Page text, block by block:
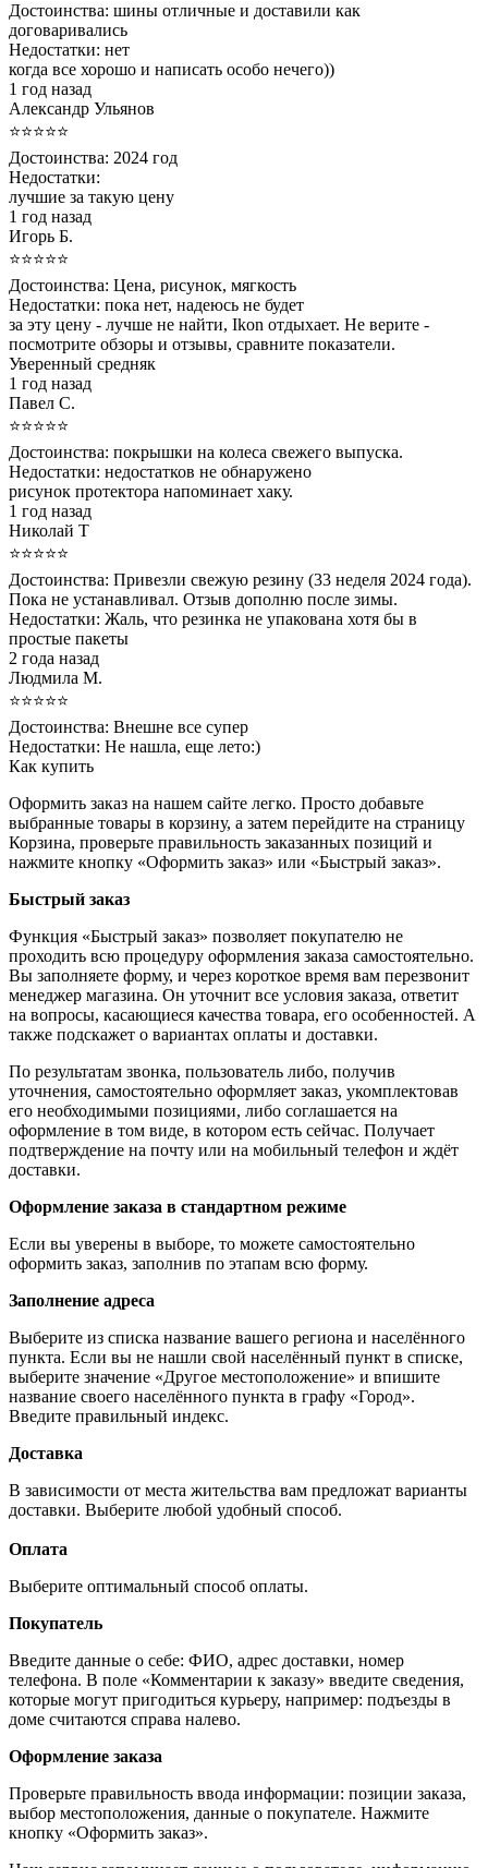
Достоинства: шины отличные и доставили как
договаривались
Недостатки: нет
когда все хорошо и написать особо нечего))
1 год назад
Александр Ульянов
⭐⭐⭐⭐⭐
Достоинства: 2024 год
Недостатки:
лучшие за такую цену
1 год назад
Игорь Б.
⭐⭐⭐⭐⭐
Достоинства: Цена, рисунок, мягкость
Недостатки: пока нет, надеюсь не будет
за эту цену - лучше не найти, Ikon отдыхает. Не верите -
посмотрите обзоры и отзывы, сравните показатели.
Уверенный средняк
1 год назад
Павел С.
⭐⭐⭐⭐⭐
Достоинства: покрышки на колеса свежего выпуска.
Недостатки: недостатков не обнаружено
рисунок протектора напоминает хаку.
1 год назад
Николай Т
⭐⭐⭐⭐⭐
Достоинства: Привезли свежую резину (33 неделя 2024 года).
Пока не устанавливал. Отзыв дополню после зимы.
Недостатки: Жаль, что резинка не упакована хотя бы в
простые пакеты
2 года назад
Людмила М.
⭐⭐⭐⭐⭐
Достоинства: Внешне все супер
Недостатки: Не нашла, еще лето:)
Как купить
Оформить заказ на нашем сайте легко. Просто добавьте
выбранные товары в корзину, а затем перейдите на страницу
Корзина, проверьте правильность заказанных позиций и
нажмите кнопку «Оформить заказ» или «Быстрый заказ».
Быстрый заказ
Функция «Быстрый заказ» позволяет покупателю не
проходить всю процедуру оформления заказа самостоятельно.
Вы заполняете форму, и через короткое время вам перезвонит
менеджер магазина. Он уточнит все условия заказа, ответит
на вопросы, касающиеся качества товара, его особенностей. А
также подскажет о вариантах оплаты и доставки.
По результатам звонка, пользователь либо, получив
уточнения, самостоятельно оформляет заказ, укомплектовав
его необходимыми позициями, либо соглашается на
оформление в том виде, в котором есть сейчас. Получает
подтверждение на почту или на мобильный телефон и ждёт
доставки.
Оформление заказа в стандартном режиме
Если вы уверены в выборе, то можете самостоятельно
оформить заказ, заполнив по этапам всю форму.
Заполнение адреса
Выберите из списка название вашего региона и населённого
пункта. Если вы не нашли свой населённый пункт в списке,
выберите значение «Другое местоположение» и впишите
название своего населённого пункта в графу «Город».
Введите правильный индекс.
Доставка
В зависимости от места жительства вам предложат варианты
доставки. Выберите любой удобный способ.
Оплата
Выберите оптимальный способ оплаты.
Покупатель
Введите данные о себе: ФИО, адрес доставки, номер
телефона. В поле «Комментарии к заказу» введите сведения,
которые могут пригодиться курьеру, например: подъезды в
доме считаются справа налево.
Оформление заказа
Проверьте правильность ввода информации: позиции заказа,
выбор местоположения, данные о покупателе. Нажмите
кнопку «Оформить заказ».